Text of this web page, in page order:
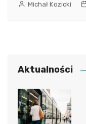
Michał Kozicki
Aktualności